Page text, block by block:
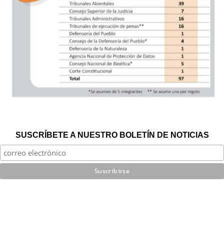
SUSCRÍBETE A NUESTRO BOLETÍN DE NOTICIAS